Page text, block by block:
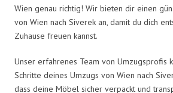
Wien genau richtig! Wir bieten dir einen
von Wien nach Siverek an, damit du dich
Zuhause freuen kannst.
Unser erfahrenes Team von Umzugsprofis
Schritte deines Umzugs von Wien nach
dass deine Möbel sicher verpackt und